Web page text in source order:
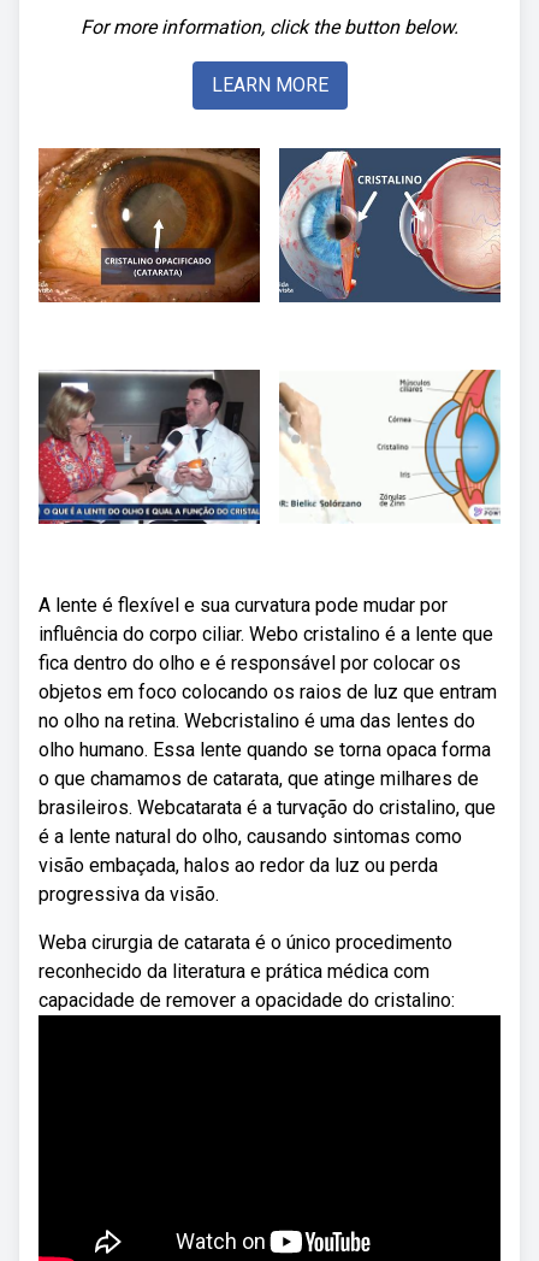
For more information, click the button below.
LEARN MORE
A lente é flexível e sua curvatura pode mudar por
influência do corpo ciliar. Webo cristalino é a lente que
fica dentro do olho e é responsável por colocar os
objetos em foco colocando os raios de luz que entram
no olho na retina. Webcristalino é uma das lentes do
olho humano. Essa lente quando se torna opaca forma
o que chamamos de catarata, que atinge milhares de
brasileiros. Webcatarata é a turvação do cristalino, que
é a lente natural do olho, causando sintomas como
visão embaçada, halos ao redor da luz ou perda
progressiva da visão.
Weba cirurgia de catarata é o único procedimento
reconhecido da literatura e prática médica com
capacidade de remover a opacidade do cristalino: